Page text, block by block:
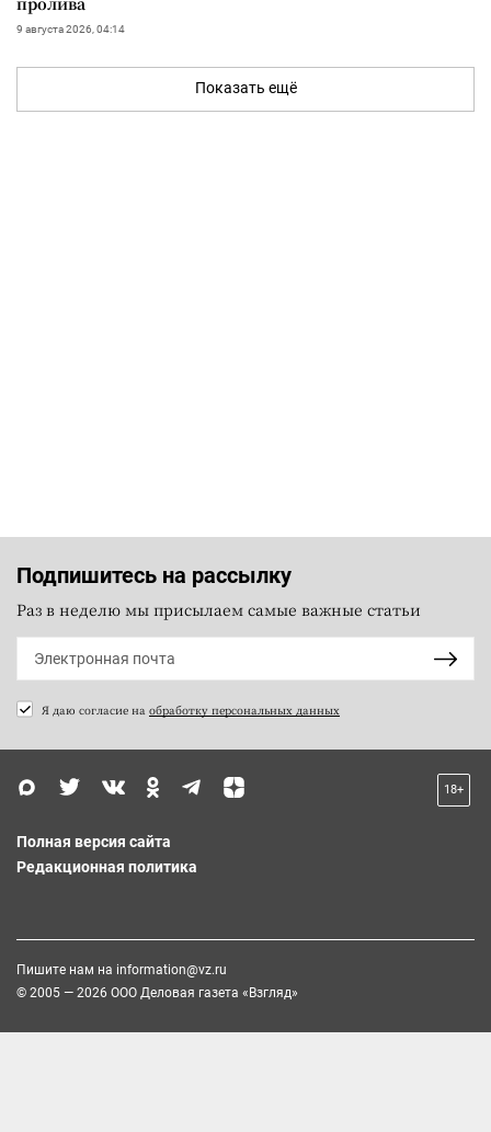
9 августа 2026, 04:14
Показать ещё
Подпишитесь на рассылку
Раз в неделю мы присылаем самые важные статьи
Я даю согласие на обработку персональных данных
18+
Полная версия сайта
Редакционная политика
Пишите нам на information@vz.ru
© 2005 — 2026 ООО Деловая газета «Взгляд»